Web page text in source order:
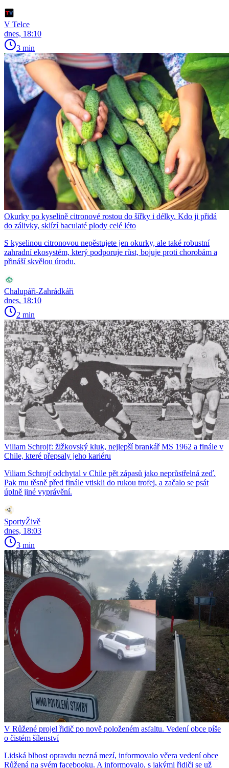
V Telce
dnes, 18:10
3 min
Okurky po kyselině citronové rostou do šířky i délky. Kdo ji přidá
do zálivky, sklízí baculaté plody celé léto
S kyselinou citronovou nepěstujete jen okurky, ale také robustní
zahradní ekosystém, který podporuje růst, bojuje proti chorobám a
přináší skvělou úrodu.
Chalupáři-Zahrádkáři
dnes, 18:10
2 min
Viliam Schrojf: žižkovský kluk, nejlepší brankář MS 1962 a finále v
Chile, které přepsaly jeho kariéru
Viliam Schrojf odchytal v Chile pět zápasů jako neprůstřelná zeď.
Pak mu těsně před finále vtiskli do rukou trofej, a začalo se psát
úplně jiné vyprávění.
SportyŽivě
dnes, 18:03
3 min
V Růžené projel řidič po nově položeném asfaltu. Vedení obce píše
o čistém šílenství
Lidská blbost opravdu nezná mezí, informovalo včera vedení obce
Růžená na svém facebooku. A informovalo, s jakými řidiči se už